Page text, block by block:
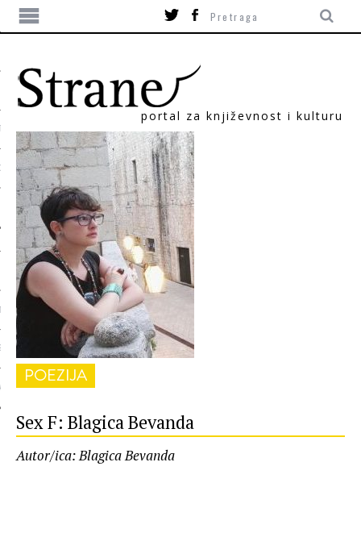
portal za književnost i kulturu
POEZIJA
Sex F: Blagica Bevanda
Autor/ica: Blagica Bevanda